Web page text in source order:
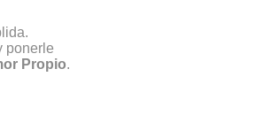
ponerle
Propio.